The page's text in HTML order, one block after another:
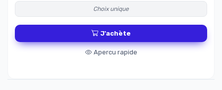
Choix unique
J'achète
Apercu rapide